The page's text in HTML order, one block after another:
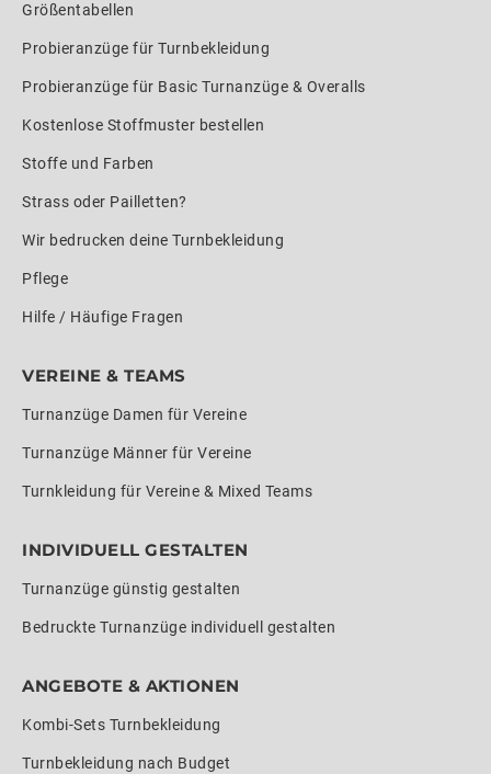
Größentabellen
Probieranzüge für Turnbekleidung
Probieranzüge für Basic Turnanzüge & Overalls
Kostenlose Stoffmuster bestellen
Stoffe und Farben
Strass oder Pailletten?
Wir bedrucken deine Turnbekleidung
Pflege
Hilfe / Häufige Fragen
VEREINE & TEAMS
Turnanzüge Damen für Vereine
Turnanzüge Männer für Vereine
Turnkleidung für Vereine & Mixed Teams
INDIVIDUELL GESTALTEN
Turnanzüge günstig gestalten
Bedruckte Turnanzüge individuell gestalten
ANGEBOTE & AKTIONEN
Kombi-Sets Turnbekleidung
Turnbekleidung nach Budget